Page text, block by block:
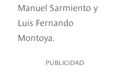
Manuel Sarmiento y
Luis Fernando
Montoya.
PUBLICIDAD